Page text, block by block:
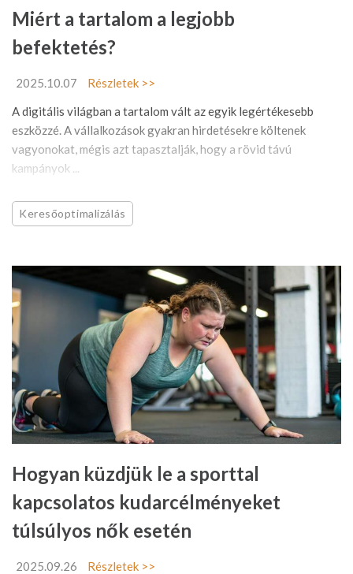
Miért a tartalom a legjobb
befektetés?
2025.10.07
Részletek >>
A digitális világban a tartalom vált az egyik legértékesebb
eszközzé. A vállalkozások gyakran hirdetésekre költenek
vagyonokat, mégis azt tapasztalják, hogy a rövid távú
kampányok ...
Keresőoptimalizálás
Hogyan küzdjük le a sporttal
kapcsolatos kudarcélményeket
túlsúlyos nők esetén
2025.09.26
Részletek >>